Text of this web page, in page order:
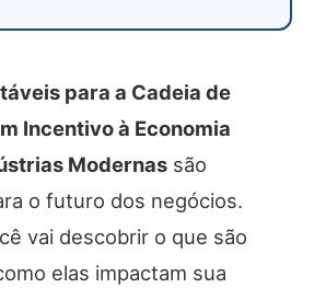
para a Cadeia de
Incentivo à Economia
Modernas são
o futuro dos negócios.
vai descobrir o que são
elas impactam sua